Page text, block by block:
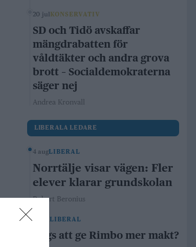
20 jul KONSERVATIV
SD och Tidö avskaffar
mängdrabatten för
våldtäkter och andra grova
brott – Socialdemokraterna
säger nej
Andrea Kronvall
LIBERALA LEDARE
4 augLIBERAL
Norrtälje visar vägen: Fler
elever klarar grundskolan
Robert Beronius
29 julLIBERAL
Dags att ge Rimbo mer makt?